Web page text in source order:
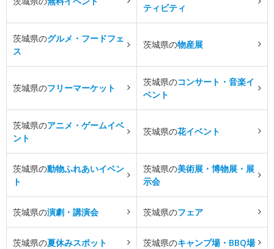
ティビティ
茨城県のグルメ・フードフェ
ス
茨城県の物産展
茨城県のフリーマーケット
茨城県のコンサート・音楽イ
ベント
茨城県のアニメ・ゲームイベ
ント
茨城県の花イベント
茨城県の動物ふれあいイベン
ト
茨城県の美術展・博物展・展
示会
茨城県の演劇・講演会 茨城県のフェア
茨城県の夏休みスポット 茨城県のキャンプ場・BBQ場